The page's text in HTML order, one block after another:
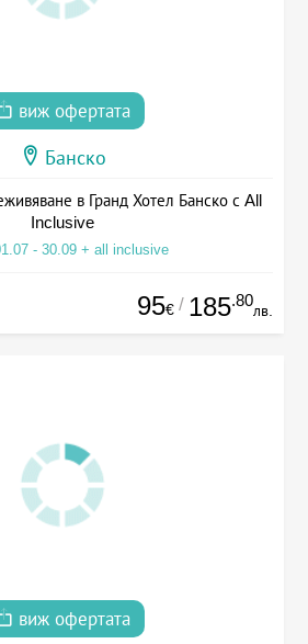
виж офертата
Банско
в Гранд Хотел Банско с All
Inclusive
- 30.09 + all inclusive
95€ / 185.80
лв.
виж офертата